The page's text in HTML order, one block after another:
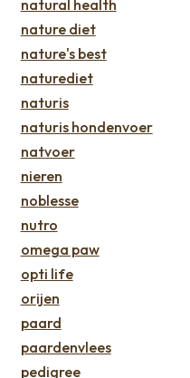
natural health
nature diet
nature's best
naturediet
naturis
naturis hondenvoer
natvoer
nieren
noblesse
nutro
omega paw
opti life
orijen
paard
paardenvlees
pedigree